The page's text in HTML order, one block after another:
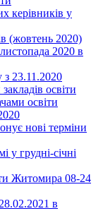
керівників у
(жовтень 2020)
2020 в
з 23.11.2020
освіти
освіти
нові терміни
у грудні-січні
Житомира 08-24
в